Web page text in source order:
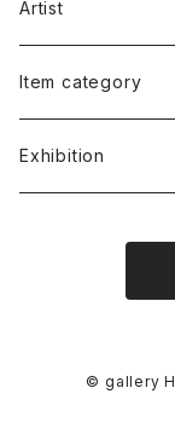
Artist
福谷たかし
小笠原 純 Jun
原葉太 Hara Youta
ケロッピー前田
Item category
書籍 Books
版画 Screen Print
写真 Photo
Exhibition
安部コウセイ イラ
小笠原純「JUN'S
© gallery